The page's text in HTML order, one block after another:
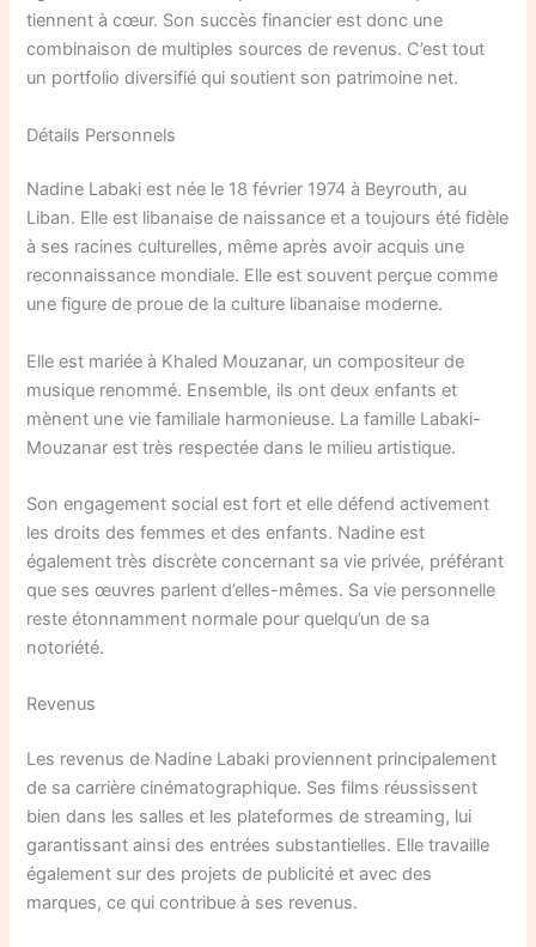
tiennent à cœur. Son succès financier est donc une
combinaison de multiples sources de revenus. C’est tout
un portfolio diversifié qui soutient son patrimoine net.
Détails Personnels
Nadine Labaki est née le 18 février 1974 à Beyrouth, au
Liban. Elle est libanaise de naissance et a toujours été fidèle
à ses racines culturelles, même après avoir acquis une
reconnaissance mondiale. Elle est souvent perçue comme
une figure de proue de la culture libanaise moderne.
Elle est mariée à Khaled Mouzanar, un compositeur de
musique renommé. Ensemble, ils ont deux enfants et
mènent une vie familiale harmonieuse. La famille Labaki-
Mouzanar est très respectée dans le milieu artistique.
Son engagement social est fort et elle défend activement
les droits des femmes et des enfants. Nadine est
également très discrète concernant sa vie privée, préférant
que ses œuvres parlent d’elles-mêmes. Sa vie personnelle
reste étonnamment normale pour quelqu’un de sa
notoriété.
Revenus
Les revenus de Nadine Labaki proviennent principalement
de sa carrière cinématographique. Ses films réussissent
bien dans les salles et les plateformes de streaming, lui
garantissant ainsi des entrées substantielles. Elle travaille
également sur des projets de publicité et avec des
marques, ce qui contribue à ses revenus.